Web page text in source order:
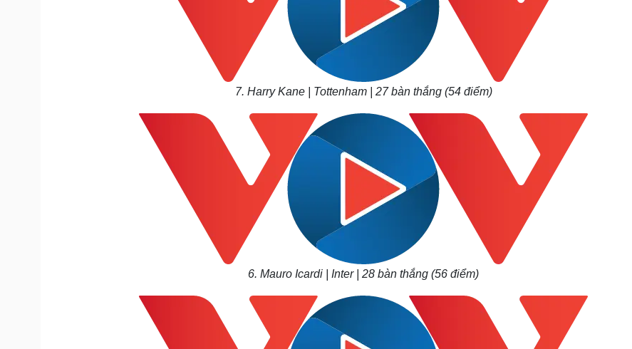
7. Harry Kane | Tottenham | 27 bàn thắng (54 điểm)
6. Mauro Icardi | Inter | 28 bàn thắng (56 điểm)